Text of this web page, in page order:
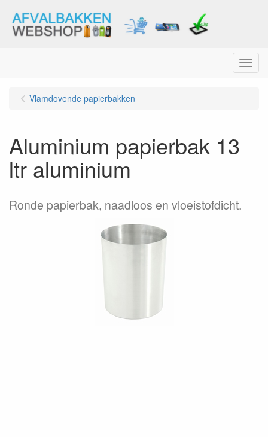
Menu
Vlamdovende papierbakken
Aluminium papierbak 13
ltr aluminium
Ronde papierbak, naadloos en vloeistofdicht.